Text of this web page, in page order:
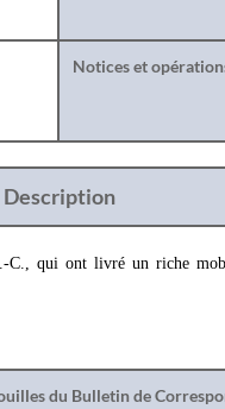
Notices et
Description
C., qui ont livré un riche
du Bulletin de